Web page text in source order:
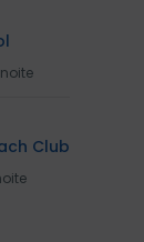
Club